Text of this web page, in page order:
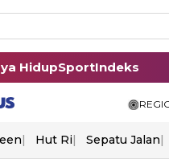
HidupSportIndeks
Hut Ri Sepatu Jalan